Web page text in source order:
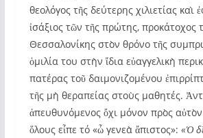
θεολόγος τῆς δεύτερης χιλιετίας καὶ
ἰσάξιος τῶν τῆς πρώτης, προκάτοχος
Θεσσαλονίκης στὸν θρόνο τῆς
ὁμιλία του στὴν ἴδια εὐαγγελικὴ
πατέρας τοῦ δαιμονιζομένου
τῆς μὴ θεραπείας στοὺς μαθητές.
ἀπευθυνόμενος ὄχι μόνον πρὸς
ὅλους εἶπε τό «ὦ γενεὰ ἄπιστος»: «Ὁ